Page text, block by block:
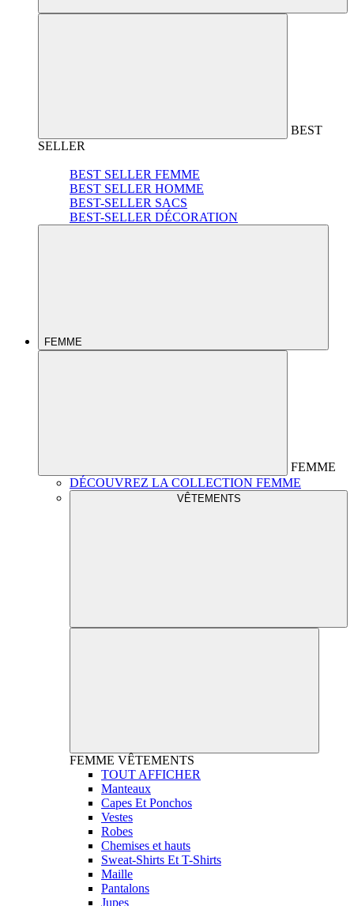
BEST
SELLER
BEST SELLER FEMME
BEST SELLER HOMME
BEST-SELLER SACS
BEST-SELLER DÉCORATION
FEMME
FEMME
DÉCOUVREZ LA COLLECTION FEMME
VÊTEMENTS
FEMME VÊTEMENTS
TOUT AFFICHER
Manteaux
Capes Et Ponchos
Vestes
Robes
Chemises et hauts
Sweat-Shirts Et T-Shirts
Maille
Pantalons
Jupes